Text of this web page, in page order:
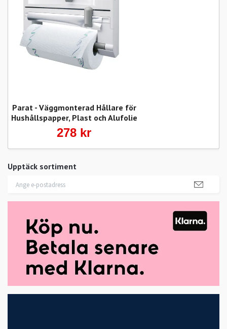
Upptäck sortiment
Parat - Väggmonterad Hållare för
Hushållspapper, Plast och Alufolie
278 kr